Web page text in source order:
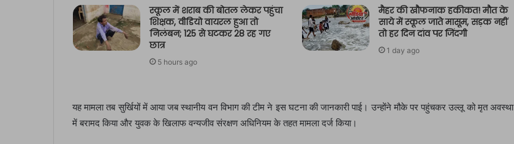
स्कूल में शराब की बोतल लेकर पहुंचा
शिक्षक, वीडियो वायरल हुआ तो
निलंबन; 125 से घटकर 28 रह गए
छात्र
5 hours ago
मैहर की खौफनाक हकीकत! मौत के
साये में स्कूल जाते मासूम, सड़क नहीं
तो हर दिन दांव पर जिंदगी
1 day ago
यह मामला तब सुर्खियों में आया जब स्थानीय वन विभाग की टीम ने इस घटना की जानकारी पाई। उन्होंने मौके पर पहुंचकर उल्लू को मृत अवस्था
में बरामद किया और युवक के खिलाफ वन्यजीव संरक्षण अधिनियम के तहत मामला दर्ज किया।